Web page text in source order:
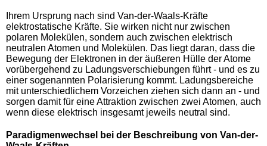
Ihrem Ursprung nach sind Van-der-Waals-Kräfte
elektrostatische Kräfte. Sie wirken nicht nur zwischen
polaren Molekülen, sondern auch zwischen elektrisch
neutralen Atomen und Molekülen. Das liegt daran, dass die
Bewegung der Elektronen in der äußeren Hülle der Atome
vorübergehend zu Ladungsverschiebungen führt - und es zu
einer sogenannten Polarisierung kommt. Ladungsbereiche
mit unterschiedlichem Vorzeichen ziehen sich dann an - und
sorgen damit für eine Attraktion zwischen zwei Atomen, auch
wenn diese elektrisch insgesamt jeweils neutral sind.
Paradigmenwechsel bei der Beschreibung von Van-der-